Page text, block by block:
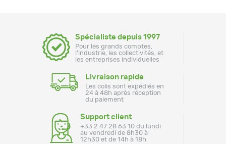
Spécialiste depuis 1997
Pour les grands comptes,
l'industrie, les collectivités, et
les entreprises individuelles
Livraison rapide
Les colis sont expédiés en
24 à 48h après réception
du paiement
Support client
+33 2 47 28 63 10 du lundi
au vendredi de 8h30 à
12h30 et de 14h à 18h